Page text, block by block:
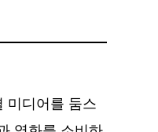
미디어를 둠스